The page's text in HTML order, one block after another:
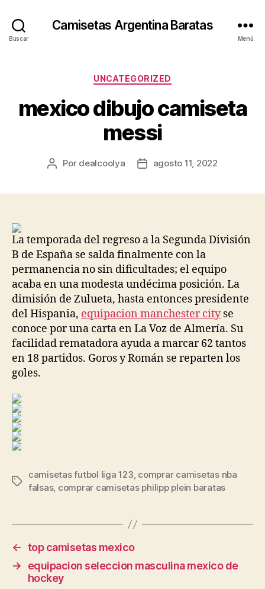
Buscar
Camisetas Argentina Baratas
Menú
Categorías
UNCATEGORIZED
mexico dibujo camiseta
messi
Autor
Por dealcoolya
Fechaagosto 11, 2022
La temporada del regreso a la Segunda División
B de España se salda finalmente con la
permanencia no sin dificultades; el equipo
acaba en una modesta undécima posición. La
dimisión de Zulueta, hasta entonces presidente
del Hispania, equipacion manchester cityse
conoce por una carta en La Voz de Almería. Su
facilidad rematadora ayuda a marcar 62 tantos
en 18 partidos. Goros y Román se reparten los
goles.
Etiquetas
camisetas futbol liga 123, comprar camisetas nba
falsas, comprar camisetas philipp plein baratas
← top camisetas mexico
→
equipacion seleccion masculina mexico de
hockey